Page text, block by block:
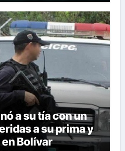
a su tía con un
a su prima y
Bolívar